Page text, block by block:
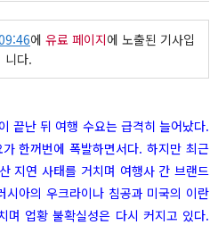
에 유료 페이지에 노출된 기사입
니다.
끝난 뒤 여행 수요는 급격히 늘어났다.
한꺼번에 폭발하면서다. 하지만 최근
지연 사태를 거치며 여행사 간 브랜드
시아의 우크라이나 침공과 미국의 이란
며 업황 불확실성은 다시 커지고 있다.